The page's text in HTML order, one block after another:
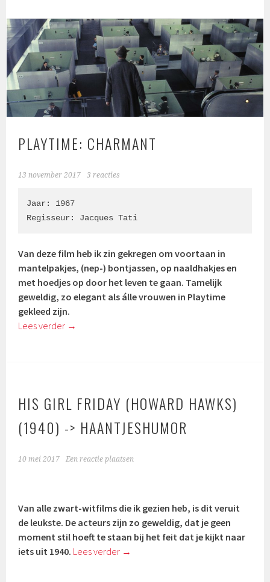
PLAYTIME: CHARMANT
13 november 2017 3 reacties
Jaar: 1967
Regisseur: Jacques Tati
Van deze film heb ik zin gekregen om voortaan in
mantelpakjes, (nep-) bontjassen, op naaldhakjes en
met hoedjes op door het leven te gaan. Tamelijk
geweldig, zo elegant als álle vrouwen in Playtime
gekleed zijn.
Lees verder →
HIS GIRL FRIDAY (HOWARD HAWKS)
(1940) -> HAANTJESHUMOR
10 mei 2017 Een reactie plaatsen
Van alle zwart-witfilms die ik gezien heb, is dit veruit
de leukste. De acteurs zijn zo geweldig, dat je geen
moment stil hoeft te staan bij het feit dat je kijkt naar
iets uit 1940. Lees verder →